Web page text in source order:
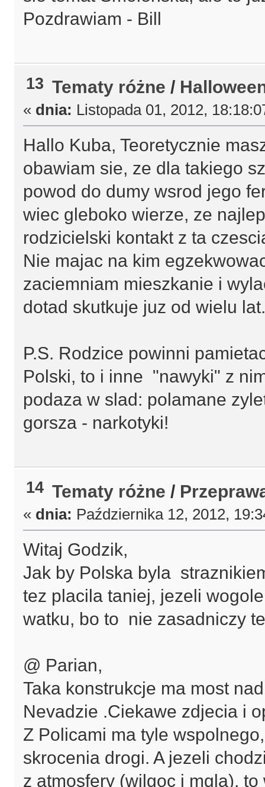
Pozdrawiam - Bill
13 Tematy różne /
« dnia: Listopada 01, 2012,
Hallo Kuba, Teoretycznie
obawiam sie, ze dla takiego
powod do dumy wsrod jego
wiec gleboko wierze, ze
rodzicielski kontakt z ta
Nie majac na kim
zaciemniam mieszkanie i
dotad skutkuje juz od wielu
P.S. Rodzice powinni
Polski, to i inne "nawyki" z
podaza w slad: polamane
gorsza - narkotyki!
14 Tematy różne /
« dnia: Października 12, 2012,
Witaj Godzik,
Jak by Polska byla
tez placila taniej, jezeli
watku, bo to nie zasadniczy
@ Parian,
Taka konstrukcje ma most
Nevadzie .Ciekawe zdjecia i
Z Policami ma tyle
skrocenia drogi. A jezeli
z atmosfery (wilgoc i mgla),